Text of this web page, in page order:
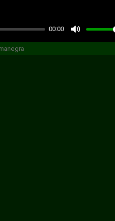
00:00
Desactivar